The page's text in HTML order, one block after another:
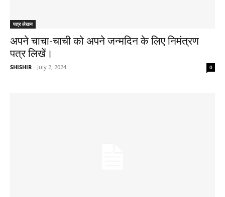
पत्र लेखन
अपने चाचा-चाची को अपने जन्मदिन के लिए निमंत्रण
पत्र लिखें।
SHISHIR - July 2, 2024 0